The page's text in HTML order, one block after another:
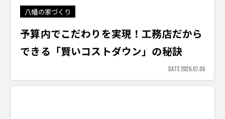
八幡の家づくり
予算内でこだわりを実現！工務店だから
できる「賢いコストダウン」の秘訣
DATE 2026.07.06